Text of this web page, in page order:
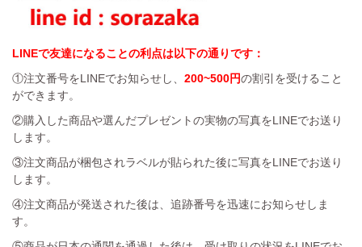
LINEで友達になることの利点は以下の通りです：
①注文番号をLINEでお知らせし、 200~500円の割引を受けること
ができます。
②購入した商品や選んだプレゼントの実物の写真をLINEでお送り
します。
③注文商品が梱包されラベルが貼られた後に写真をLINEでお送り
します。
④注文商品が発送された後は、追跡番号を迅速にお知らせしま
す。